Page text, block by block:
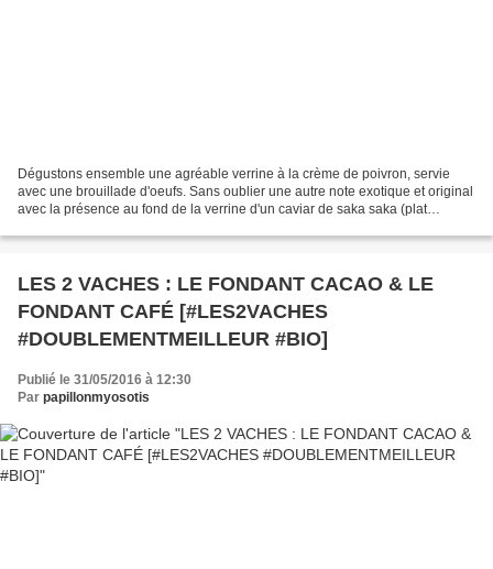
Dégustons ensemble une agréable verrine à la crème de poivron, servie
avec une brouillade d'oeufs. Sans oublier une autre note exotique et original
avec la présence au fond de la verrine d'un caviar de saka saka (plat
LES 2 VACHES : LE FONDANT CACAO & LE
FONDANT CAFÉ [#LES2VACHES
#DOUBLEMENTMEILLEUR #BIO]
Publié le 31/05/2016 à 12:30
Par papillonmyosotis